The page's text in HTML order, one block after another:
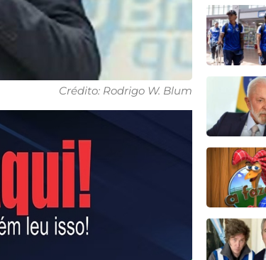
Crédito: Rodrigo W. Blum